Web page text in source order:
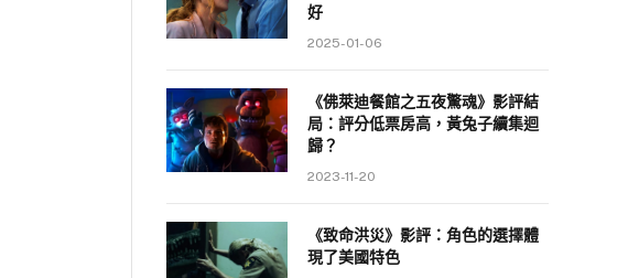
好
2025-01-06
《佛萊迪餐館之五夜驚魂》影評結
局：評分低票房高，黃兔子續集迴
歸？
2023-11-20
《致命洪災》影評：角色的選擇體
現了美國特色